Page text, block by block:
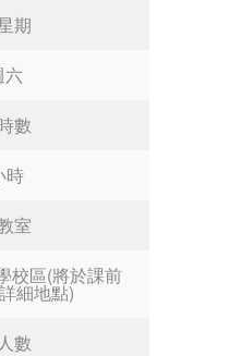
期
六
數
時
室
校區(將於課前
細地點)
數